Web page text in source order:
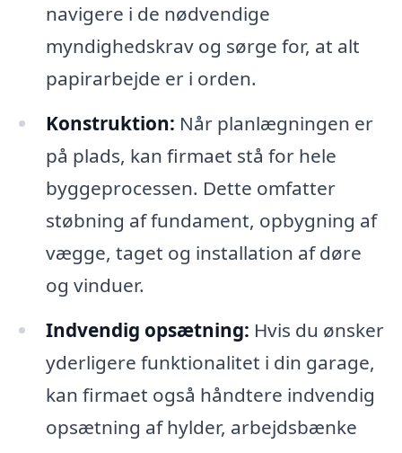
navigere i de nødvendige
myndighedskrav og sørge for, at alt
papirarbejde er i orden.
Konstruktion: Når planlægningen er
på plads, kan firmaet stå for hele
byggeprocessen. Dette omfatter
støbning af fundament, opbygning af
vægge, taget og installation af døre
og vinduer.
Indvendig opsætning: Hvis du ønsker
yderligere funktionalitet i din garage,
kan firmaet også håndtere indvendig
opsætning af hylder, arbejdsbænke